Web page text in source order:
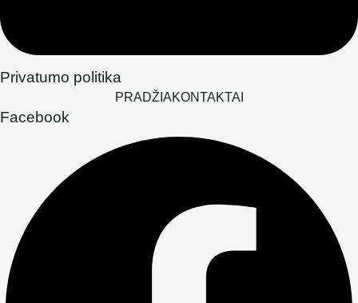
Privatumo politika
PRADŽIAKONTAKTAI
Facebook